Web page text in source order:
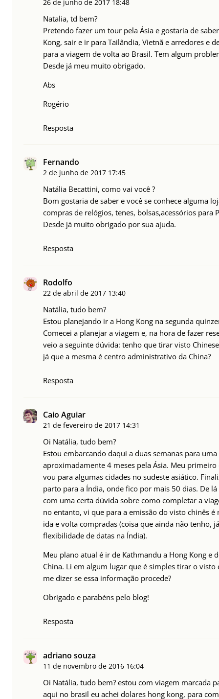
26 de junho de 2017 18:48
Natalia, td bem?
Pretendo fazer um tour pela Ásia e gostaria de
Kong, sair e ir para Tailândia, Vietnã e arredores e
para a viagem de volta ao Brasil. Tem algum
Desde já meu muito obrigado.
Abs
Rogério
Resposta
Fernando
2 de junho de 2017 17:45
Natália Becattini, como vai você ?
Bom gostaria de saber e você se conhece alguma
compras de relógios, tenes, bolsas,acessórios para
Desde já muito obrigado por sua ajuda.
Resposta
Rodolfo
22 de abril de 2017 13:40
Natália, tudo bem?
Estou planejando ir a Hong Kong na segunda
Comecei a planejar a viagem e, na hora de fazer
veio a seguinte dúvida: tenho que tirar visto
já que a mesma é centro administrativo da China?
Resposta
Caio Aguiar
21 de fevereiro de 2017 14:31
Oi Natália, tudo bem?
Estou embarcando daqui a duas semanas para
aproximadamente 4 meses pela Ásia. Meu
vou para algumas cidades no sudeste asiático.
parto para a Índia, onde fico por mais 50 dias. De
com uma certa dúvida sobre como completar a
no entanto, vi que para a emissão do visto chinês é
ida e volta compradas (coisa que ainda não tenho,
flexibilidade de datas na Índia).
Meu plano atual é ir de Kathmandu a Hong Kong e
China. Li em algum lugar que é simples tirar o visto
me dizer se essa informação procede?
Obrigado e parabéns pelo blog!
Resposta
adriano souza
11 de novembro de 2016 16:04
Oi Natália, tudo bem? estou com viagem marcada
aqui no brasil eu achei dolares hong kong, para